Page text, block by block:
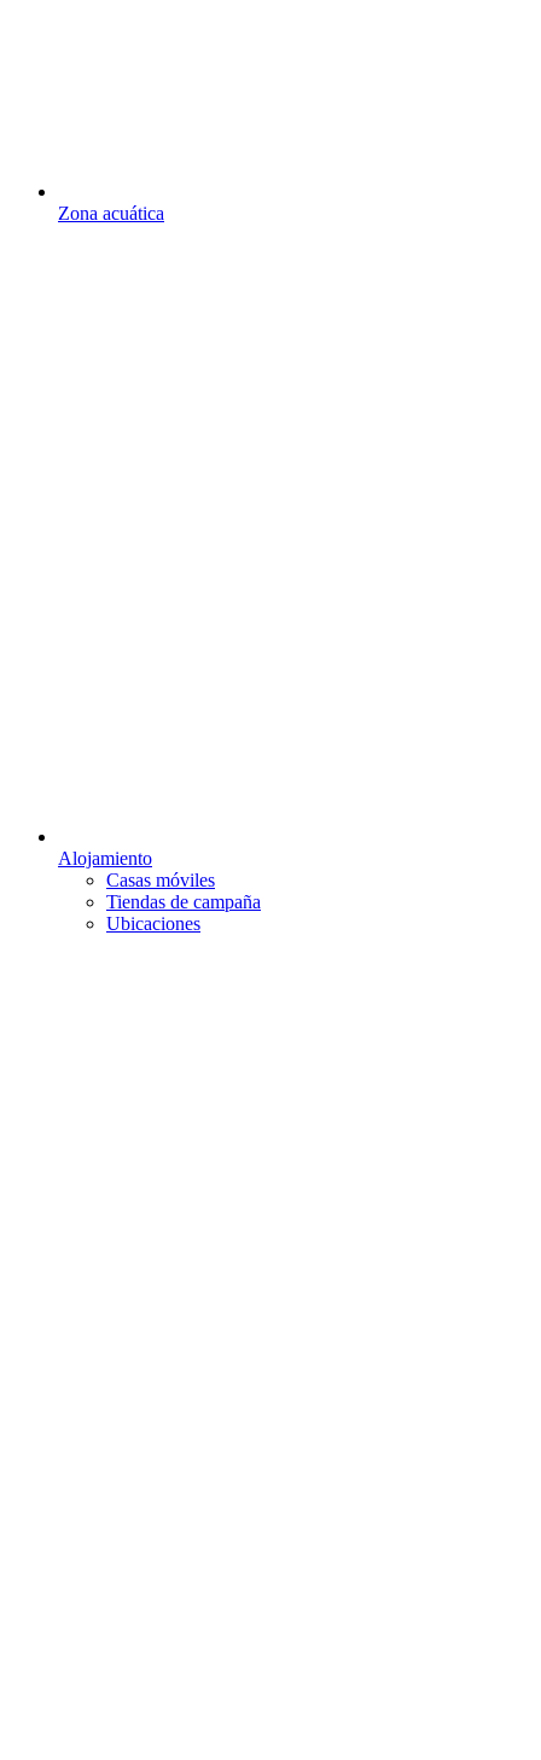
Zona acuática
Alojamiento
Casas móviles
Tiendas de campaña
Ubicaciones